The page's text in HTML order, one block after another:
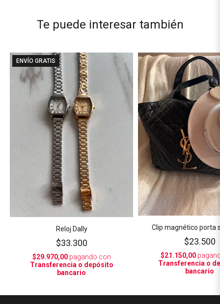
Te puede interesar también
ENVÍO GRATIS
Reloj Dally
$33.300
$29.970,00pagando con
Transferencia o depósito
bancario
Clip magnético porta
$23.500
$21.150,00
Transferencia o
bancario